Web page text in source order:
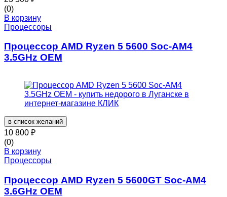
(0)
В корзину
Процессоры
Процессор AMD Ryzen 5 5600 Soc-AM4
3.5GHz OEM
в список желаний
10 800 ₽
(0)
В корзину
Процессоры
Процессор AMD Ryzen 5 5600GT Soc-AM4
3.6GHz OEM